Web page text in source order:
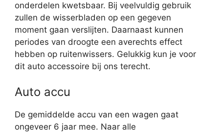
onderdelen kwetsbaar. Bij veelvuldig gebruik
zullen de wisserbladen op een gegeven
moment gaan verslijten. Daarnaast kunnen
periodes van droogte een averechts effect
hebben op ruitenwissers. Gelukkig kun je voor
dit auto accessoire bij ons terecht.
Auto accu
De gemiddelde accu van een wagen gaat
ongeveer 6 jaar mee. Naar alle